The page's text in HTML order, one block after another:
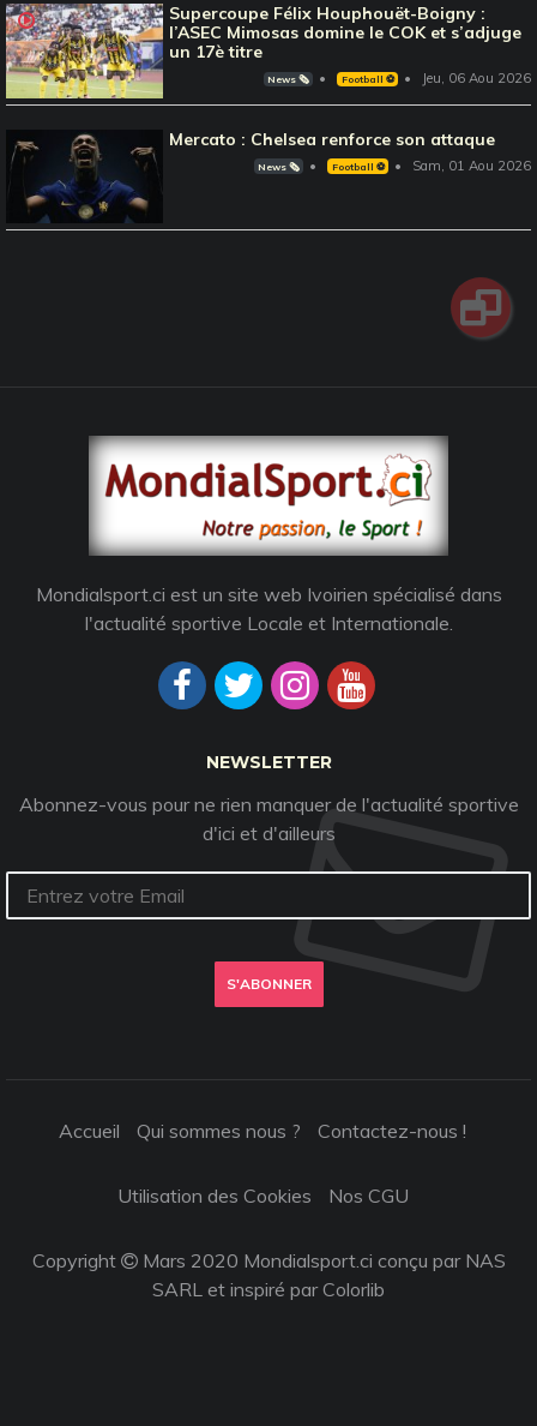
Supercoupe Félix Houphouët-Boigny :
l’ASEC Mimosas domine le COK et s’adjuge
un 17è titre
News 🗞️ Football ⚽️ Jeu, 06 Aou 2026
Mercato : Chelsea renforce son attaque
News 🗞️ Football ⚽️ Sam, 01 Aou 2026
Mondialsport.ci est un site web Ivoirien spécialisé dans
l'actualité sportive Locale et Internationale.
NEWSLETTER
Abonnez-vous pour ne rien manquer de l'actualité sportive
d'ici et d'ailleurs
S'ABONNER
Accueil Qui sommes nous ? Contactez-nous !
Utilisation des Cookies Nos CGU
Copyright
Mars 2020 Mondialsport.ci conçu par NAS
SARL et inspiré parColorlib